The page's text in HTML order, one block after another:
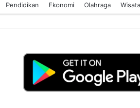
Pendidikan Ekonomi Olahraga Wisata